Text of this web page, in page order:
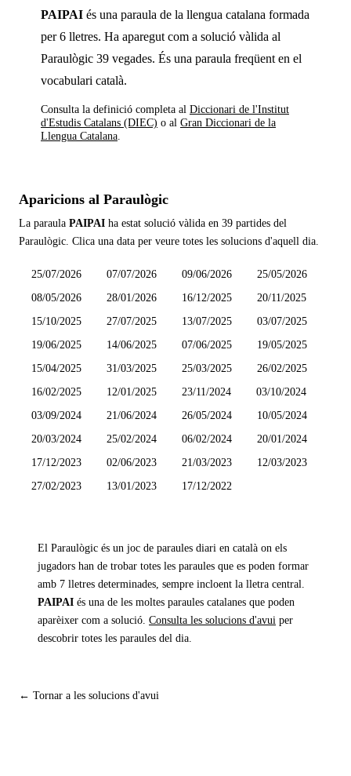
PAIPAI és una paraula de la llengua catalana formada
per 6 lletres. Ha aparegut com a solució vàlida al
Paraulògic 39 vegades. És una paraula freqüent en el
vocabulari català.
Consulta la definició completa al Diccionari de l'Institut
d'Estudis Catalans (DIEC) o al Gran Diccionari de la
Llengua Catalana
Aparicions al Paraulògic
La paraula PAIPAI ha estat solució vàlida en 39 partides del
Paraulògic. Clica una data per veure totes les solucions d'aquell dia.
25/07/2026 07/07/2026 09/06/2026
25/05/2026
08/05/2026
28/01/2026 16/12/2025
20/11/2025
15/10/2025
27/07/2025 13/07/2025
03/07/2025
19/06/2025
14/06/2025 07/06/2025
19/05/2025
15/04/2025
31/03/2025 25/03/2025
26/02/2025
16/02/2025
12/01/2025 23/11/2024
03/10/2024
03/09/2024
21/06/2024 26/05/2024
10/05/2024
20/03/2024
25/02/2024 06/02/2024
20/01/2024
17/12/2023
02/06/2023 21/03/2023
12/03/2023
27/02/2023
13/01/2023 17/12/2022
El Paraulògic és un joc de paraules diari en català on els
jugadors han de trobar totes les paraules que es poden formar
amb 7 lletres determinades, sempre incloent la lletra central.
PAIPAI és una de les moltes paraules catalanes que poden
aparèixer com a solució. Consulta les solucions d'avui per
descobrir totes les paraules del dia.
← Tornar a les solucions d'avui